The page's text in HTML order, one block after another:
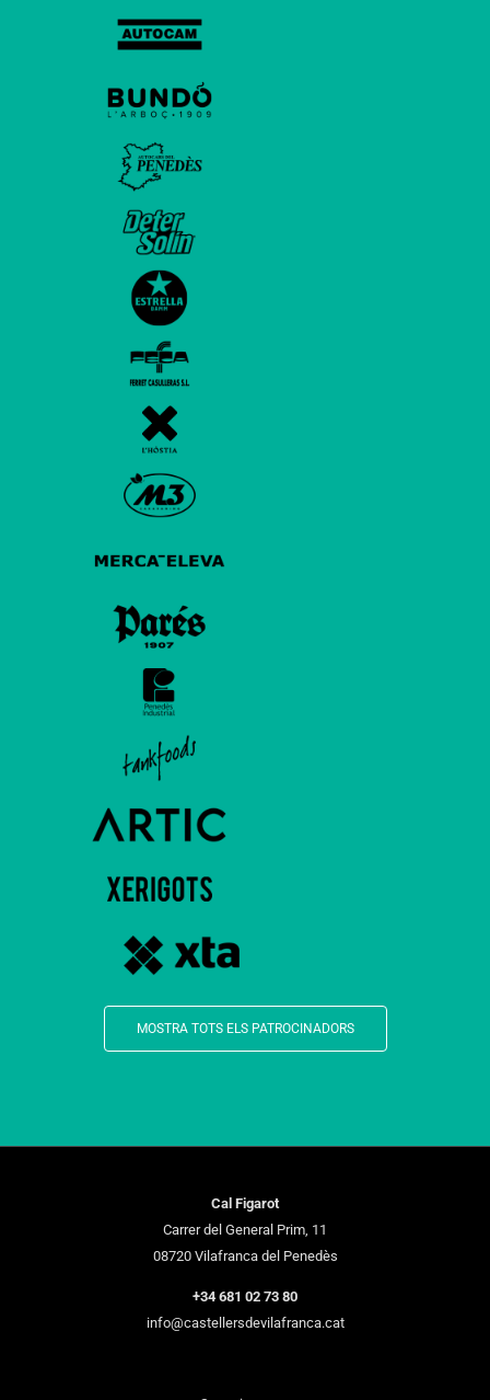
MOSTRA TOTS ELS PATROCINADORS
Cal Figarot
Carrer del General Prim, 11
08720 Vilafranca del Penedès
+34 681 02 73 80
info@castellersdevilafranca.cat